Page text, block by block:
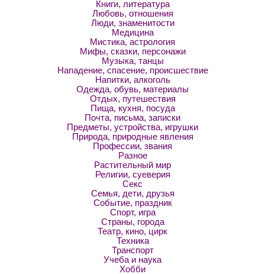
Книги, литература
Любовь, отношения
Люди, знаменитости
Медицина
Мистика, астрология
Мифы, сказки, персонажи
Музыка, танцы
Нападение, спасение, происшествие
Напитки, алкоголь
Одежда, обувь, материалы
Отдых, путешествия
Пища, кухня, посуда
Почта, письма, записки
Предметы, устройства, игрушки
Природа, природные явления
Профессии, звания
Разное
Растительный мир
Религии, суеверия
Секс
Семья, дети, друзья
Событие, праздник
Спорт, игра
Страны, города
Театр, кино, цирк
Техника
Транспорт
Учеба и наука
Хобби